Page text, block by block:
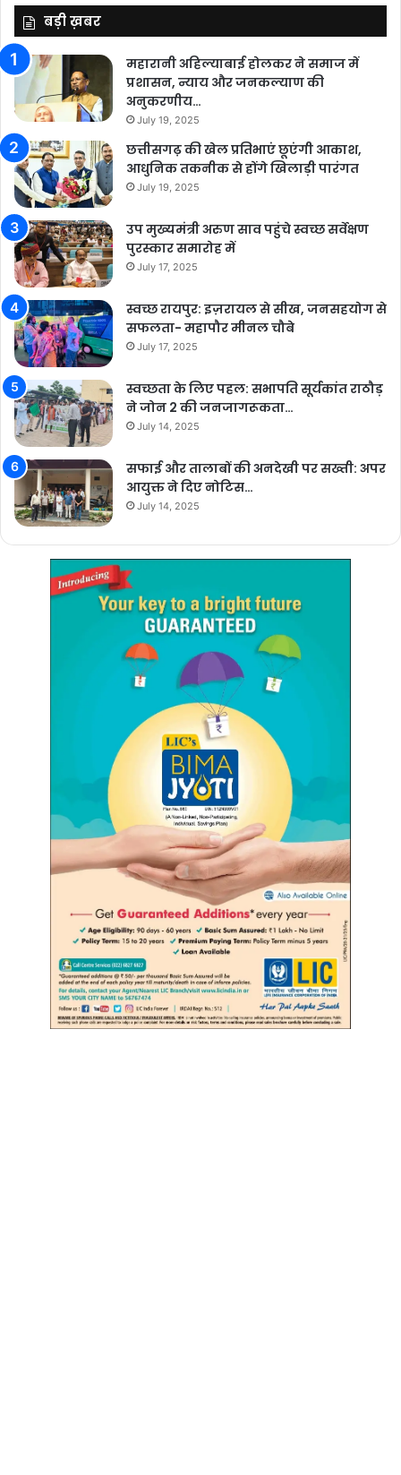
बड़ी ख़बर
महारानी अहिल्याबाई होलकर ने समाज में
प्रशासन, न्याय और जनकल्याण की
अनुकरणीय…
July 19, 2025
छत्तीसगढ़ की खेल प्रतिभाएं छूएंगी आकाश,
आधुनिक तकनीक से होंगे खिलाड़ी पारंगत
July 19, 2025
उप मुख्यमंत्री अरुण साव पहुंचे स्वच्छ सर्वेक्षण
पुरस्कार समारोह में
July 17, 2025
स्वच्छ रायपुर: इज़रायल से सीख, जनसहयोग से
सफलता- महापौर मीनल चौबे
July 17, 2025
स्वच्छता के लिए पहल: सभापति सूर्यकांत राठौड़
ने जोन 2 की जनजागरूकता…
July 14, 2025
सफाई और तालाबों की अनदेखी पर सख्ती: अपर
आयुक्त ने दिए नोटिस…
July 14, 2025